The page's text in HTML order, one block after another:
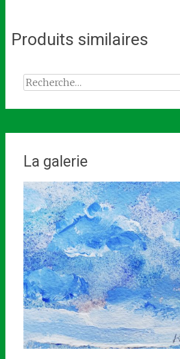
Produits similaires
Rechercher :
La galerie